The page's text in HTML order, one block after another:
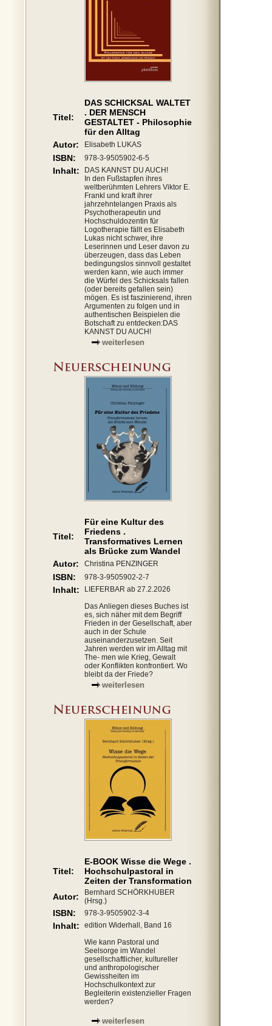
Titel:
DAS SCHICKSAL WALTET
. DER MENSCH
GESTALTET - Philosophie
für den Alltag
Autor:
Elisabeth LUKAS
ISBN: 978-3-9505902-6-5
Inhalt:
DAS KANNST DU AUCH!
In den Fußstapfen ihres
weltberühmten Lehrers Viktor E.
Frankl und kraft ihrer
jahrzehntelangen Praxis als
Psychotherapeutin und
Hochschuldozentin für
Logotherapie fällt es Elisabeth
Lukas nicht schwer, ihre
Leserinnen und Leser davon zu
überzeugen, dass das Leben
bedingungslos sinnvoll gestaltet
werden kann, wie auch immer
die Würfel des Schicksals fallen
(oder bereits gefallen sein)
mögen. Es ist faszinierend, ihren
Argumenten zu folgen und in
authentischen Beispielen die
Botschaft zu entdecken:DAS
KANNST DU AUCH!
weiterlesen
Titel:
Für eine Kultur des
Friedens .
Transformatives Lernen
als Brücke zum Wandel
Autor:
Christina PENZINGER
ISBN: 978-3-9505902-2-7
Inhalt:
LIEFERBAR ab 27.2.2026
Das Anliegen dieses Buches ist
es, sich näher mit dem Begriff
Frieden in der Gesellschaft, aber
auch in der Schule
auseinanderzusetzen. Seit
Jahren werden wir im Alltag mit
The- men wie Krieg, Gewalt
oder Konflikten konfrontiert. Wo
bleibt da der Friede?
weiterlesen
Titel:
E-BOOK Wisse die Wege .
Hochschulpastoral in
Zeiten der Transformation
Autor:
Bernhard SCHÖRKHUBER
(Hrsg.)
ISBN: 978-3-9505902-3-4
Inhalt:
edition Widerhall, Band 16
Wie kann Pastoral und
Seelsorge im Wandel
gesellschaftlicher, kultureller
und anthropologischer
Gewissheiten im
Hochschulkontext zur
Begleiterin existenzieller Fragen
werden?
weiterlesen